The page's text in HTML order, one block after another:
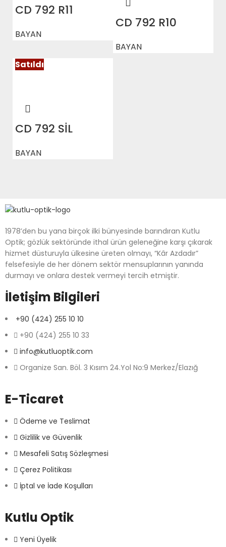
CD 792 R11
BAYAN
CD 792 R10
BAYAN
Satıldı
CD 792 SİL
BAYAN
1978’den bu yana birçok ilki bünyesinde barındıran Kutlu
Optik; gözlük sektöründe ithal ürün geleneğine karşı çıkarak
hizmet düsturuyla ülkesine üreten olmayı, “Kâr Azdadır”
felsefesiyle de her dönem sektör mensuplarının yanında
durmayı ve onlara destek vermeyi tercih etmiştir.
İletişim Bilgileri
+90 (424) 255 10 10
+90 (424) 255 10 33
info@kutluoptik.com
Organize San. Böl. 3 Kısım 24.Yol No:9 Merkez/Elazığ
E-Ticaret
Ödeme ve Teslimat
Gizlilik ve Güvenlik
Mesafeli Satış Sözleşmesi
Çerez Politikası
İptal ve İade Koşulları
Kutlu Optik
Yeni Üyelik